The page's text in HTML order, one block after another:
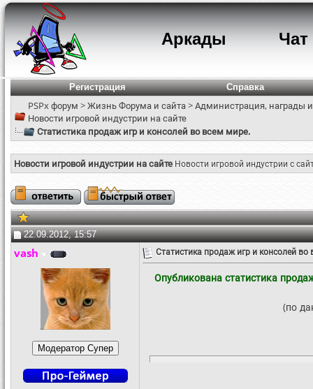
Аркады Чат
Регистрация Справка
PSPx форум >Жизнь Форума и сайта>Администрация, награды
Новости игровой индустрии на сайте
Статистика продаж игр и консолей во всем мире.
Новости игровой индустрии на сайтеНовости игровой индустрии с
22.09.2012, 15:57
vash Статистика продаж игр и консолей во
Опубликована статистика
(по